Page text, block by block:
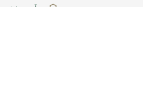
حجز آمن وموثوق